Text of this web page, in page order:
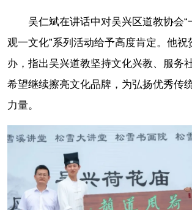
吴仁斌在讲话中对吴兴区道教协会“
观一文化”系列活动给予高度肯定。他祝
办，指出吴兴道教坚持文化兴教、服务
希望继续擦亮文化品牌，为弘扬优秀传
力量。